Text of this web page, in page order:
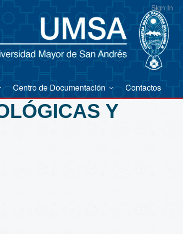
Sign In
Centro de Documentación Contactos
Y